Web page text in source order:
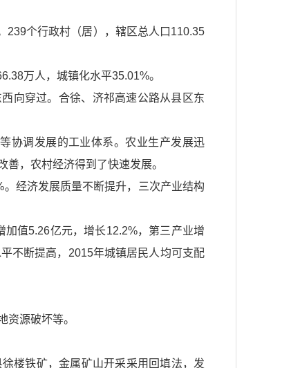
239个行政村（居），辖区总人口110.35
万人，城镇化水平35.01%。
向穿过。合徐、济祁高速公路从县区东
协调发展的工业体系。农业生产发展迅
，农村经济得到了快速发展。
经济发展质量不断提升，三次产业结构
值5.26亿元，增长12.2%，第三产业增
不断提高，2015年城镇居民人均可支配
源破坏等。
楼铁矿，金属矿山开采采用回填法，发